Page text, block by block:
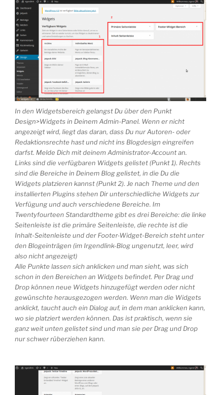
In den Widgetsbereich gelangst Du über den Punkt
Design>Widgets in Deinem Admin-Panel. Wenn er nicht
angezeigt wird, liegt das daran, dass Du nur Autoren- oder
Redaktionsrechte hast und nicht ins Blogdesign eingreifen
darfst. Melde Dich mit deinem Administrator-Account an.
Links sind die verfügbaren Widgets gelistet (Punkt 1). Rechts
sind die Bereiche in Deinem Blog gelistet, in die Du die
Widgets platzieren kannst (Punkt 2). Je nach Theme und den
installierten Plugins stehen Dir unterschiedliche Widgets zur
Verfügung und auch verschiedene Bereiche. Im
Twentyfourteen Standardtheme gibt es drei Bereiche: die linke
Seitenleiste ist die primäre Seitenleiste, die rechte ist die
Inhalt-Seitenleiste und der Footer-Widget-Bereich steht unter
den Blogeinträgen (im Irgendlink-Blog ungenutzt, leer, wird
also nicht angezeigt)
Alle Punkte lassen sich anklicken und man sieht, was sich
schon in den Bereichen an Widgets befindet. Per Drag und
Drop können neue Widgets hinzugefügt werden oder nicht
gewünschte herausgezogen werden. Wenn man die Widgets
anklickt, taucht auch ein Dialog auf, in dem man anklicken kann,
wo sie platziert werden können. Das ist praktisch, wenn sie
ganz weit unten gelistet sind und man sie per Drag und Drop
nur schwer rüberziehen kann.